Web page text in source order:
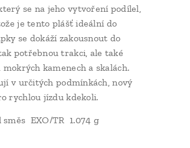
se na jeho vytvoření podílel,
je tento plášť ideální do
se dokáží zakousnout do
potřebnou trakci, ale také
kamenech a skalách.
v určitých podmínkách, nový
rychlou jízdu kdekoli.
směs EXO/TR 1.074 g